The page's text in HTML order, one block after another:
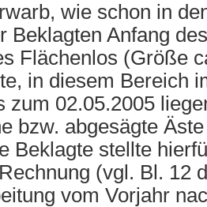
wie schon in
Beklagten Anfang
Flächenlos (Größe
in diesem Bereich
zum 02.05.2005
bzw. abgesägte
Beklagte stellte
(vgl. Bl. 12
vom Vorjahr